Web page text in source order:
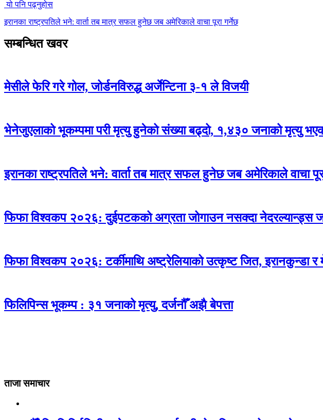
यो पनि पढ्नुहोस
इरानका राष्ट्रपतिले भने: वार्ता तब मात्र सफल हुनेछ जब अमेरिकाले वाचा पूरा गर्नेछ
सम्बन्धित खवर
मेसीले फेरि गरे गोल, जोर्डनविरुद्ध अर्जेन्टिना ३-१ ले विजयी
भेनेजुएलाको भूकम्पमा परी मृत्यु हुनेको संख्या बढ्दो, १,४३० जनाको मृत्यु
इरानका राष्ट्रपतिले भने: वार्ता तब मात्र सफल हुनेछ जब अमेरिकाले वाचा
फिफा विश्वकप २०२६: दुईपटकको अग्रता जोगाउन नसक्दा नेदरल्यान्ड्स
फिफा विश्वकप २०२६: टर्कीमाथि अष्ट्रेलियाको उत्कृष्ट जित, इरानकुन्डा
फिलिपिन्स भूकम्प : ३१ जनाको मृत्यु, दर्जनौँ अझै बेपत्ता
ताजा समाचार